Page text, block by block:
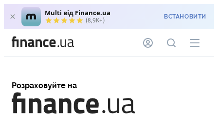
Multi від Finance.ua
(8,9K+) ВСТАНОВИТИ
Розраховуйте на